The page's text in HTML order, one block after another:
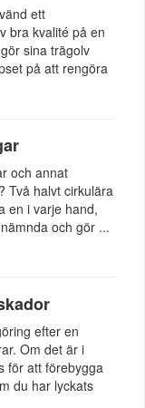
ett
bra kvalité på en
sina trägolv
på att rengöra
och annat
Två halvt cirkulära
en i varje hand,
och gör ...
efter en
Om det är i
för att förebygga
du har lyckats